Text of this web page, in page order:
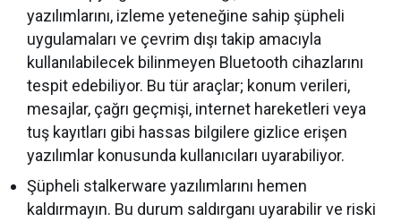
yazılımlarını, izleme yeteneğine sahip şüpheli
uygulamaları ve çevrim dışı takip amacıyla
kullanılabilecek bilinmeyen Bluetooth cihazlarını
tespit edebiliyor. Bu tür araçlar; konum verileri,
mesajlar, çağrı geçmişi, internet hareketleri veya
tuş kayıtları gibi hassas bilgilere gizlice erişen
yazılımlar konusunda kullanıcıları uyarabiliyor.
Şüpheli stalkerware yazılımlarını hemen
kaldırmayın. Bu durum saldırganı uyarabilir ve riski